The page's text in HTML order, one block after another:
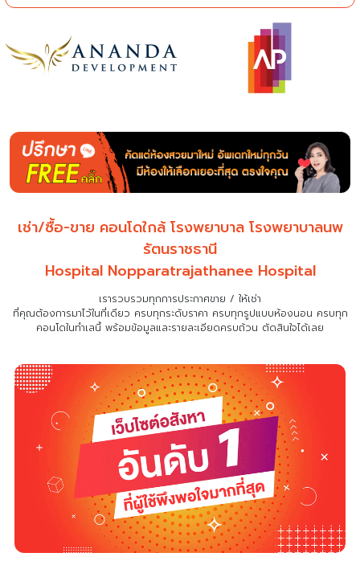
เช่า/ซื้อ-ขาย คอนโดใกล้ โรงพยาบาล โรงพยาบาลนพ
รัตนราชธานี
Hospital Nopparatrajathanee Hospital
เรารวบรวมทุกการประกาศขาย / ให้เช่า
ที่คุณต้องการมาไว้ในที่เดียว ครบทุกระดับราคา ครบทุกรูปแบบห้องนอน ครบทุก
คอนโดในทำเลนี้ พร้อมข้อมูลและรายละเอียดครบถ้วน ตัดสินใจได้เลย